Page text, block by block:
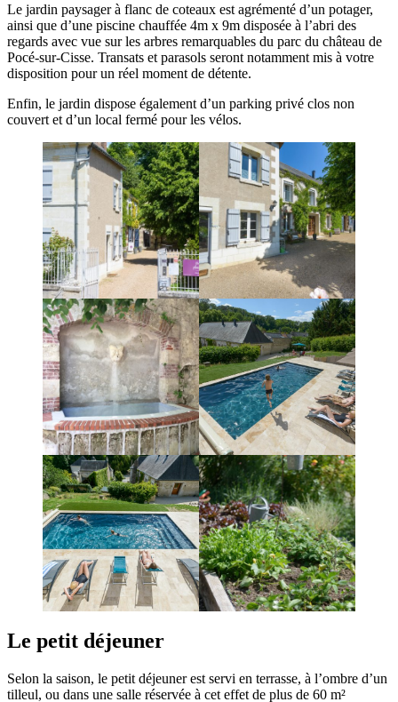
Le jardin paysager à flanc de coteaux est agrémenté d’un potager,
ainsi que d’une piscine chauffée 4m x 9m disposée à l’abri des
regards avec vue sur les arbres remarquables du parc du château de
Pocé-sur-Cisse. Transats et parasols seront notamment mis à votre
disposition pour un réel moment de détente.
Enfin, le jardin dispose également d’un parking privé clos non
couvert et d’un local fermé pour les vélos.
Le petit déjeuner
Selon la saison, le petit déjeuner est servi en terrasse, à l’ombre d’un
tilleul, ou dans une salle réservée à cet effet de plus de 60 m²